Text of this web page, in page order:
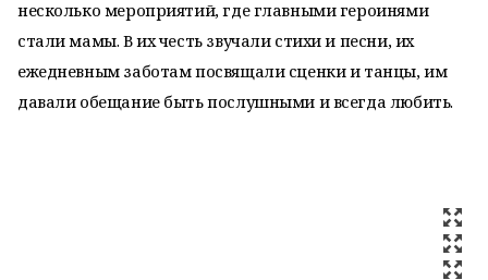
несколько мероприятий, где главными героинями
стали мамы. В их честь звучали стихи и песни, их
ежедневным заботам посвящали сценки и танцы, им
давали обещание быть послушными и всегда любить.